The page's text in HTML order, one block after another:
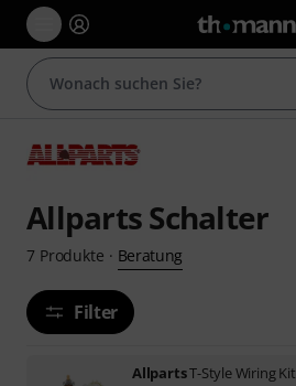
Allparts Schalter
7 Produkte · Beratung
Filter
AllpartsT-Style Wiring Kit